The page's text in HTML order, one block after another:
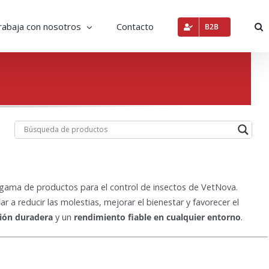
con nosotros Contacto B2B
de productos para el control de insectos de VetNova.
a reducir las molestias, mejorar el bienestar y favorecer el
duradera y un rendimiento fiable en cualquier entorno.